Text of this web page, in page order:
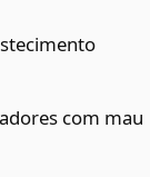
com mau